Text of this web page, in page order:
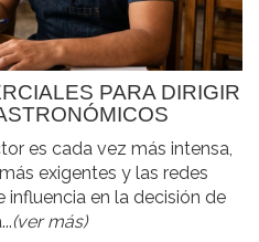
PARA DIRIGIR
es cada vez más intensa,
exigentes y las redes
influencia en la decisión de
(ver más)